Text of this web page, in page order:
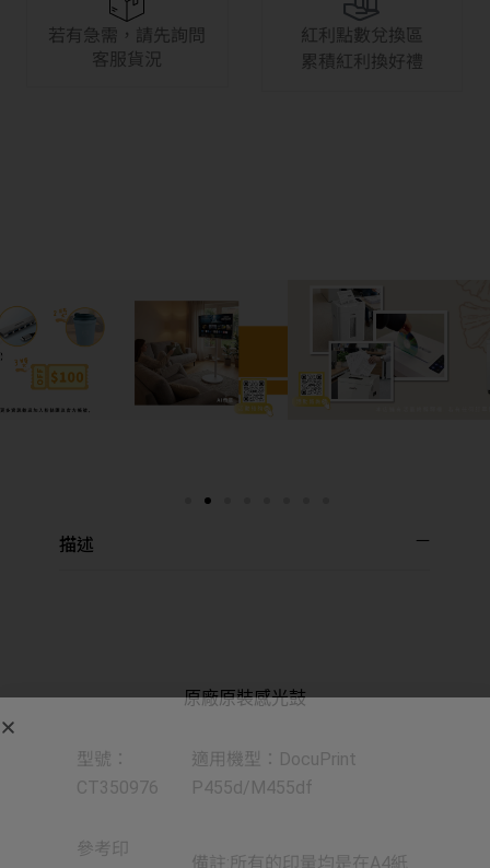
若有急需，請先詢問
客服貨況
紅利點數兌換區
累積紅利換好禮
描述
原廠原裝感光鼓
型號：
CT350976
適用機型：DocuPrint
P455d/M455df
參考印
備註:所有的印量均是在A4紙